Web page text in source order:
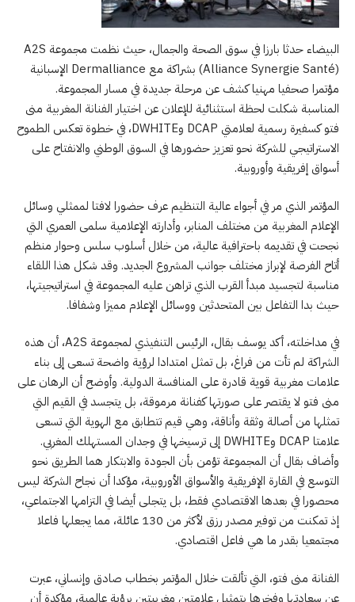
البيضاء حدثا بارزا في سوق الصحة والجمال، حيث نظمت مجموعة A2S
(Alliance Synergie Santé) بشراكة مع Dermalliance الإسبانية
مؤتمرا صحفيا مهنيا كشف عن مرحلة جديدة في مسار المجموعة.
المناسبة شكلت لحظة استثنائية للإعلان عن اختيار الفنانة المغربية منى
فتو كسفيرة رسمية لعلامتي DCAP وDWHITE، في خطوة تعكس الطموح
الاستراتيجي للشركة نحو تعزيز حضورها في السوق الوطني والانفتاح على
أسواق إفريقية وأوروبية.
المؤتمر الذي مر في أجواء عالية التنظيم عرف حضورا لافتا لممثلي وسائل
الإعلام المغربية من مختلف المنابر، وأدارته الإعلامية سلمى العمري التي
نجحت في تقديمه باحترافية عالية، من خلال أسلوب سلس وحوار منظم
أتاح الفرصة لإبراز مختلف جوانب المشروع الجديد. وقد شكل هذا اللقاء
مناسبة لتجسيد مبدأ القرب الذي تراهن عليه المجموعة في استراتيجيتها،
حيث بدا التفاعل بين المتحدثين ووسائل الإعلام مميزا وشفافا.
في مداخلته، أكد يوسف بقال، الرئيس التنفيذي لمجموعة A2S، أن هذه
الشراكة لم تأت من فراغ، بل تمثل امتدادا لرؤية واضحة تسعى إلى بناء
علامات مغربية قوية قادرة على المنافسة الدولية. وأوضح أن الرهان على
منى فتو لا يقتصر على صورتها كفنانة مرموقة، بل يتجسد في القيم التي
تمثلها من أصالة وثقة وأناقة، وهي قيم تتطابق مع الهوية التي تسعى
علامتا DCAP وDWHITE إلى ترسيخها في وجدان المستهلك المغربي.
وأضاف بقال أن المجموعة تؤمن بأن الجودة والابتكار هما الطريق نحو
التوسع في القارة الإفريقية والأسواق الأوروبية، مؤكدا أن نجاح الشركة ليس
محصورا في بعدها الاقتصادي فقط، بل يتجلى أيضا في التزامها الاجتماعي،
إذ تمكنت من توفير مصدر رزق لأكثر من 130 عائلة، مما يجعلها فاعلا
مجتمعيا بقدر ما هي فاعل اقتصادي.
الفنانة منى فتو، التي تألقت خلال المؤتمر بخطاب صادق وإنساني، عبرت
عن سعادتها وفخرها بتمثيل علامتين مغربيتين برؤية عالمية، مؤكدة أن